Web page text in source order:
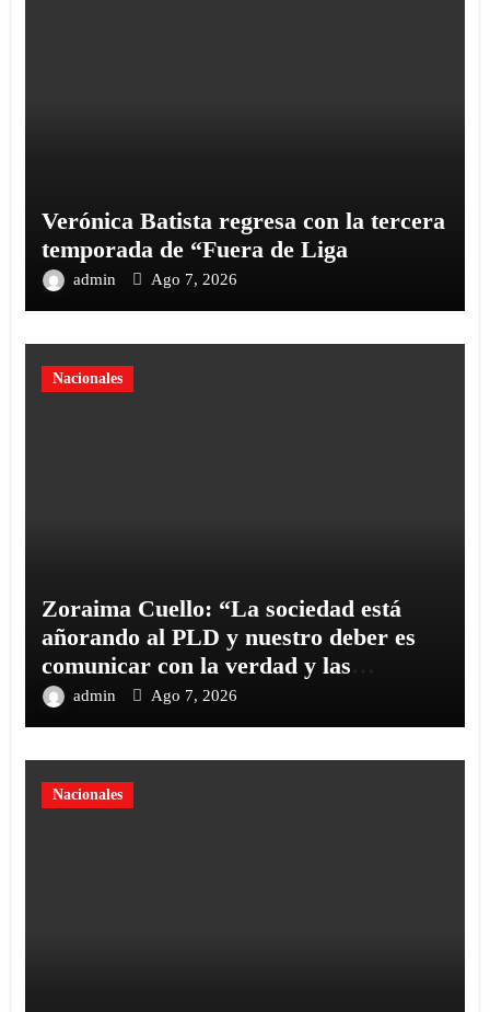
Verónica Batista regresa con la tercera
temporada de “Fuera de Liga
admin Ago 7, 2026
Nacionales
Zoraima Cuello: “La sociedad está
añorando al PLD y nuestro deber es
comunicar con la verdad y las
evidencias
admin Ago 7, 2026
Nacionales